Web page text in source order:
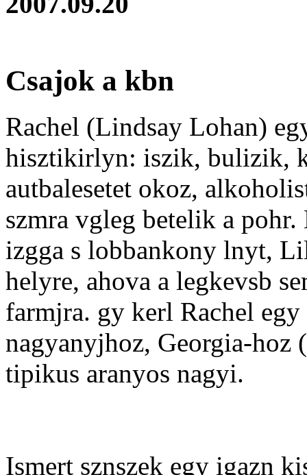
Csajok a kbn
Rachel (Lindsay Lohan)
hisztikirlyn: iszik, bulizik,
autbalesetet okoz,
szmra vgleg betelik a
izgga s lobbankony lnyt,
helyre, ahova a legkevsb
farmjra. gy kerl Rachel
nagyanyjhoz, Georgia-hoz
tipikus aranyos nagyi.
Ismert sznszek egy igazn